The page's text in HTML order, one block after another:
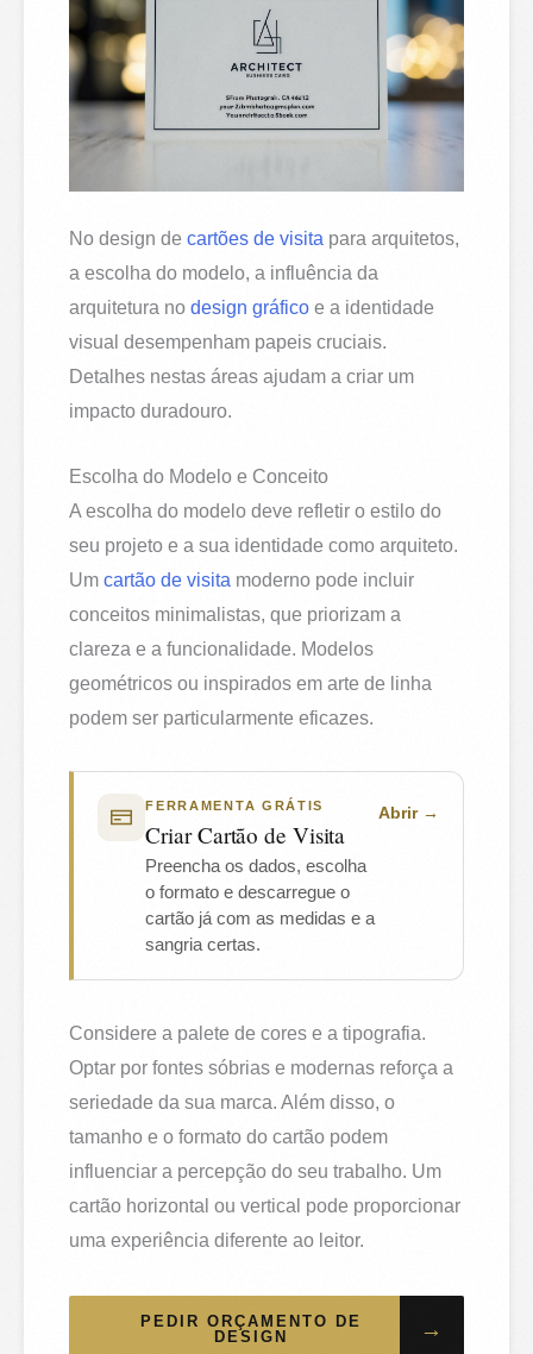
No design decartões de visita para arquitetos,
a escolha do modelo, a influência da
arquitetura nodesign gráfico e a identidade
visual desempenham papeis cruciais.
Detalhes nestas áreas ajudam a criar um
impacto duradouro.
Escolha do Modelo e Conceito
A escolha do modelo deve refletir o estilo do
seu projeto e a sua identidade como arquiteto.
Umcartão de visita moderno pode incluir
conceitos minimalistas, que priorizam a
clareza e a funcionalidade. Modelos
geométricos ou inspirados em arte de linha
podem ser particularmente eficazes.
FERRAMENTA GRÁTIS
Criar Cartão de Visita
Preencha os dados, escolha
o formato e descarregue o
cartão já com as medidas e a
sangria certas.
Abrir
Considere a palete de cores e a tipografia.
Optar por fontes sóbrias e modernas reforça a
seriedade da sua marca. Além disso, o
tamanho e o formato do cartão podem
influenciar a percepção do seu trabalho. Um
cartão horizontal ou vertical pode proporcionar
uma experiência diferente ao leitor.
PEDIR ORÇAMENTO DE
DESIGN
→